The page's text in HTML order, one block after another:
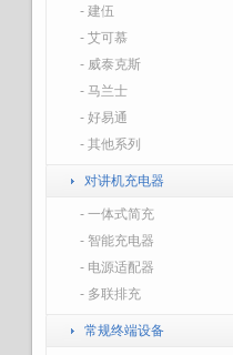
- 建伍
- 艾可慕
- 威泰克斯
- 马兰士
- 好易通
- 其他系列
对讲机充电器
- 一体式简充
- 智能充电器
- 电源适配器
- 多联排充
常规终端设备